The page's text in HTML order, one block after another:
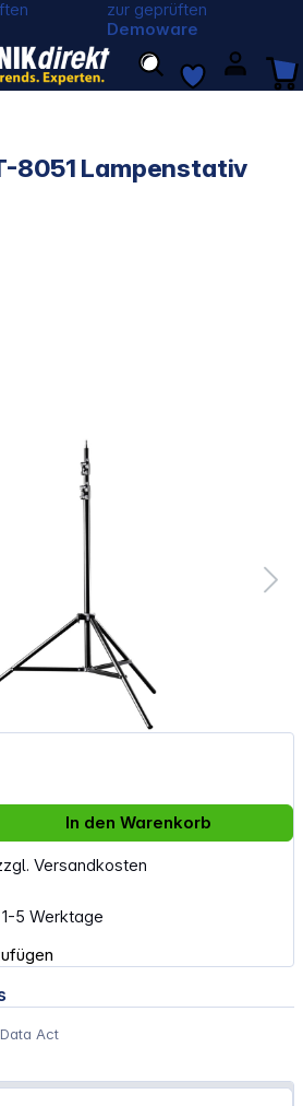
zur geprüften
Demoware
8051 Lampenstativ
Versandkosten
5 Werktage
den gewünschten
In den Warenkorb
Act